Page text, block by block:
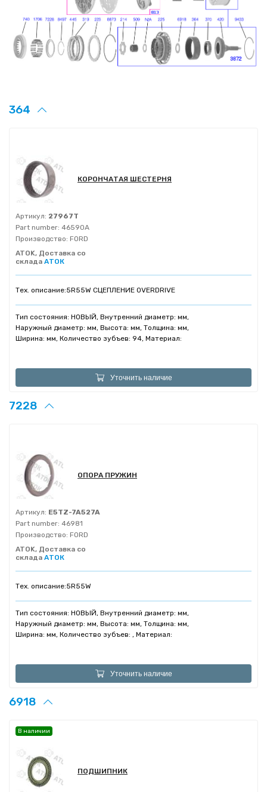
364
КОРОНЧАТАЯ ШЕСТЕРНЯ
Артикул: 27967T
Part number: 46590A
Производство: FORD
ATOK, Доставка со
склада АТОК
Тех. описание:5R55W СЦЕПЛЕНИЕ OVERDRIVE
Тип состояния: НОВЫЙ, Внутренний диаметр: мм,
Наружный диаметр: мм, Высота: мм, Толщина: мм,
Ширина: мм, Количество зубъев: 94, Материал:
Уточнить наличие
7228
ОПОРА ПРУЖИН
Артикул: E5TZ-7A527A
Part number: 46981
Производство: FORD
ATOK, Доставка со
склада АТОК
Тех. описание:5R55W
Тип состояния: НОВЫЙ, Внутренний диаметр: мм,
Наружный диаметр: мм, Высота: мм, Толщина: мм,
Ширина: мм, Количество зубъев: , Материал:
Уточнить наличие
6918
ПОДШИПНИК
В наличии